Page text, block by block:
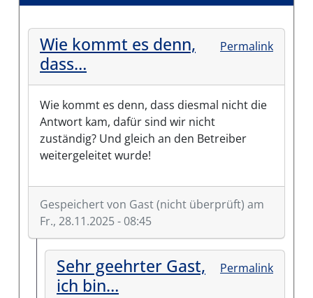
Wie kommt es denn,
dass…
Permalink
Wie kommt es denn, dass diesmal nicht die
Antwort kam, dafür sind wir nicht
zuständig? Und gleich an den Betreiber
weitergeleitet wurde!
Gespeichert von Gast (nicht überprüft) am
Fr., 28.11.2025 - 08:45
Sehr geehrter Gast,
ich bin…
Permalink